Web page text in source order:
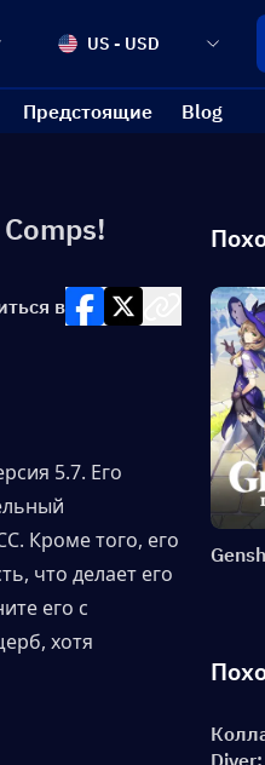
US - USD
Предстоящие Blog
в
5.7. Его
Кроме того, его
что делает его
его с
хотя